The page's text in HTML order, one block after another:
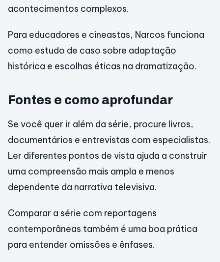
acontecimentos complexos.
Para educadores e cineastas, Narcos funciona
como estudo de caso sobre adaptação
histórica e escolhas éticas na dramatização.
Fontes e como aprofundar
Se você quer ir além da série, procure livros,
documentários e entrevistas com especialistas.
Ler diferentes pontos de vista ajuda a construir
uma compreensão mais ampla e menos
dependente da narrativa televisiva.
Comparar a série com reportagens
contemporâneas também é uma boa prática
para entender omissões e ênfases.